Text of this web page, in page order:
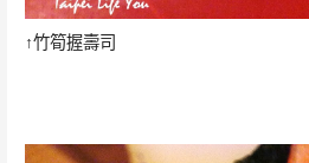
↑竹筍握壽司